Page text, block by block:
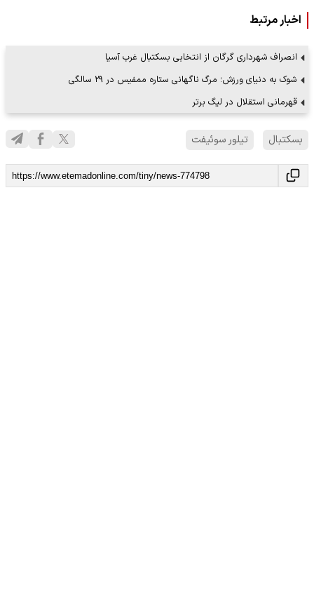
اخبار مرتبط
انصراف شهرداری گرگان از انتخابی بسکتبال غرب آسیا
شوک به دنیای ورزش؛ مرگ ناگهانی ستاره ممفیس در ۲۹ سالگی
قهرمانی استقلال در لیگ برتر
بسکتبال تیلور سوئیفت